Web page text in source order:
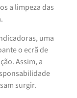
a limpeza das
uma
o ecrã de
Assim, a
surgir.